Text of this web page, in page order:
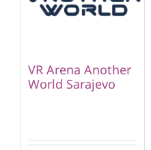
VR Arena Another
World Sarajevo